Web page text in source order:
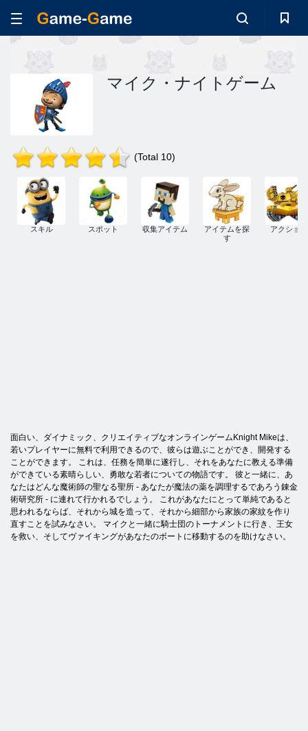
マイク・ナイトゲーム
(Total 10)
スキル スポット 収集アイテム
アイテムを探
す
アクション
面白い、ダイナミック、クリエイティブなオンラインゲームKnight Mikeは、
若いプレイヤーに無料で利用できるので、彼らは遊ぶことができ、開発する
ことができます。 これは、任務を簡単に遂行し、それをあなたに教える準備
ができている素晴らしい、勇敢な若者についての物語です。 彼と一緒に、あ
なたはどんな魔術師の聖なる聖所 - あなたが魔法の薬を調理するであろう錬金
術研究所 - に連れて行かれるでしょう。 これがあなたにとって単純であると
思われるならば、それから城を造って、それから細部から家族の家紋を作り
直すことを試みなさい。 マイクと一緒に騎士団のトーナメントに行き、王女
を救い、そしてヴァイキングがあなたのボートに移動するのを助けなさい。